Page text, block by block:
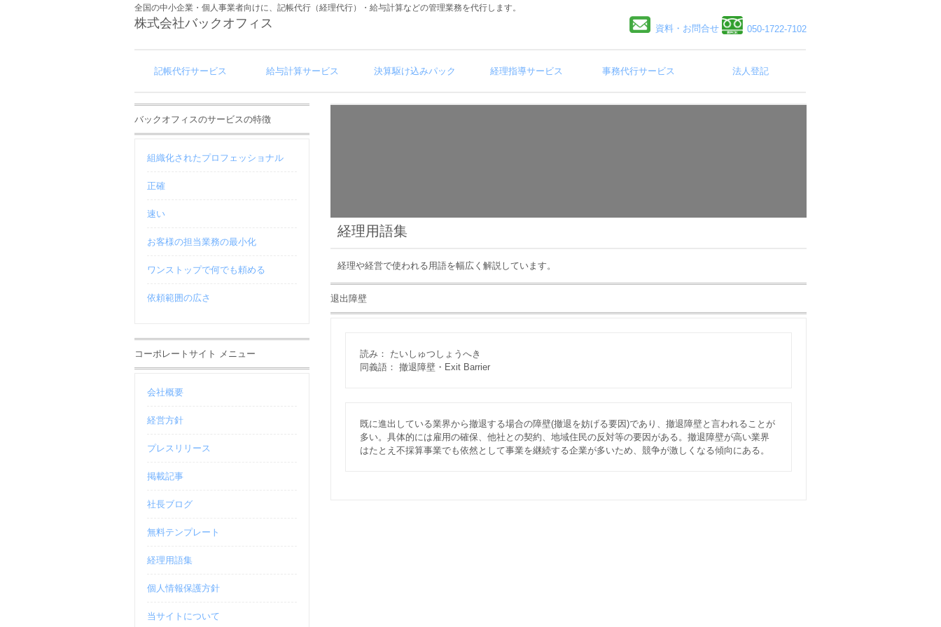
資料・お問合せ 050-1722-7102
全国の中小企業・個人事業者向けに、記帳代行（経理代行）・給与計算などの管理業務を代行します。
株式会社バックオフィス
記帳代行サービス 給与計算サービス 決算駆け込みパック 経理指導サービス 事務代行サービス 法人登記
経理用語集
経理や経営で使われる用語を幅広く解説しています。
退出障壁
読み： たいしゅつしょうへき
同義語： 撤退障壁・Exit Barrier
既に進出している業界から撤退する場合の障壁(撤退を妨げる要因)であり、撤退障壁と言われることが
多い。具体的には雇用の確保、他社との契約、地域住民の反対等の要因がある。撤退障壁が高い業界
はたとえ不採算事業でも依然として事業を継続する企業が多いため、競争が激しくなる傾向にある。
バックオフィスのサービスの特徴
組織化されたプロフェッショナル
正確
速い
お客様の担当業務の最小化
ワンストップで何でも頼める
依頼範囲の広さ
コーポレートサイト メニュー
会社概要
経営方針
プレスリリース
掲載記事
社長ブログ
無料テンプレート
経理用語集
個人情報保護方針
当サイトについて